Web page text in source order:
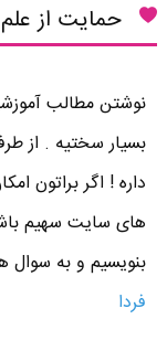
حمایت از علم
نوشتن مطالب
بسیار سختیه . از
داره ! اگر براتون
های سایت سهیم
بنویسیم و به سوال
فردا